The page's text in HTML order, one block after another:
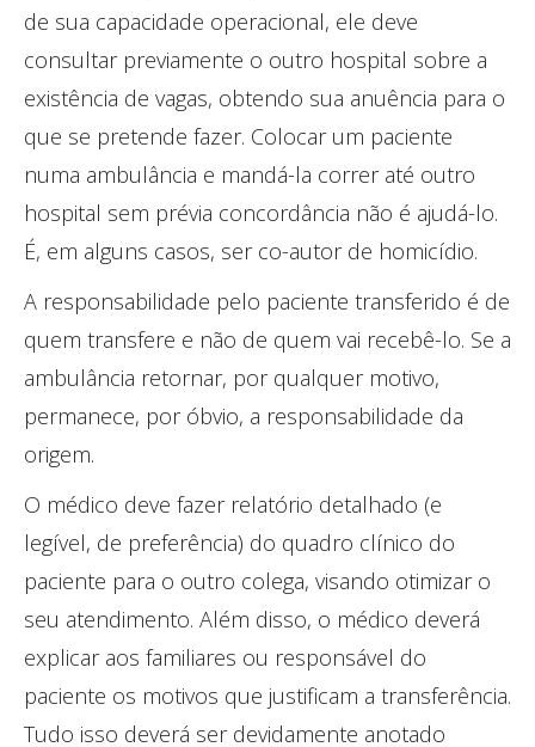
de sua capacidade operacional, ele deve
consultar previamente o outro hospital sobre a
existência de vagas, obtendo sua anuência para o
que se pretende fazer. Colocar um paciente
numa ambulância e mandá-la correr até outro
hospital sem prévia concordância não é ajudá-lo.
É, em alguns casos, ser co-autor de homicídio.
A responsabilidade pelo paciente transferido é de
quem transfere e não de quem vai recebê-lo. Se a
ambulância retornar, por qualquer motivo,
permanece, por óbvio, a responsabilidade da
origem.
O médico deve fazer relatório detalhado (e
legível, de preferência) do quadro clínico do
paciente para o outro colega, visando otimizar o
seu atendimento. Além disso, o médico deverá
explicar aos familiares ou responsável do
paciente os motivos que justificam a transferência.
Tudo isso deverá ser devidamente anotado